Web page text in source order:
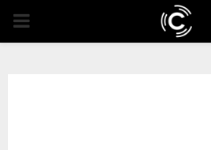
PRIMARY